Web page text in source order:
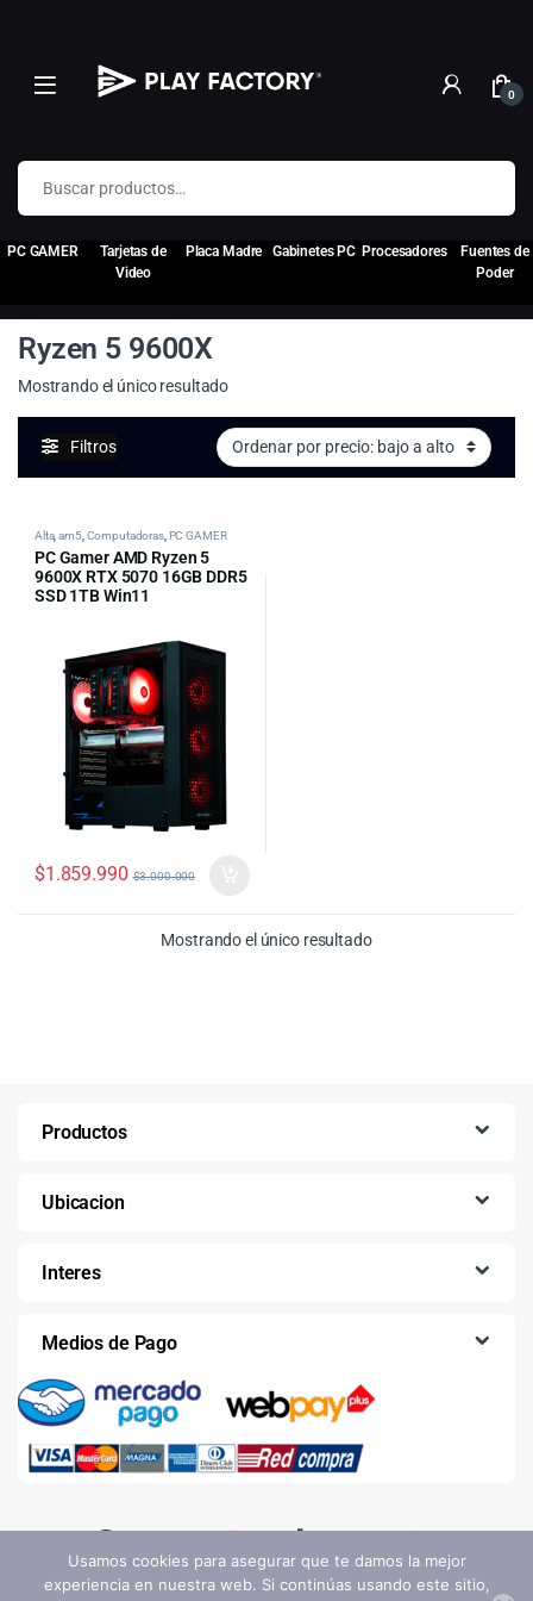
0
Buscar por:
PC GAMER
Tarjetas de
Video
Placa Madre Gabinetes PC Procesadores
Fuentes de
Poder
Ryzen 5 9600X
Mostrando el único resultado
Filtros
Alta,am5, Computadoras, PC GAMER
PC Gamer AMD Ryzen 5
9600X RTX 5070 16GB DDR5
SSD 1TB Win11
$1.859.990 $3.000.000
Mostrando el único resultado
Productos
Ubicacion
Interes
Medios de Pago
Usamos cookies para asegurar que te damos la mejor
experiencia en nuestra web. Si continúas usando este sitio,